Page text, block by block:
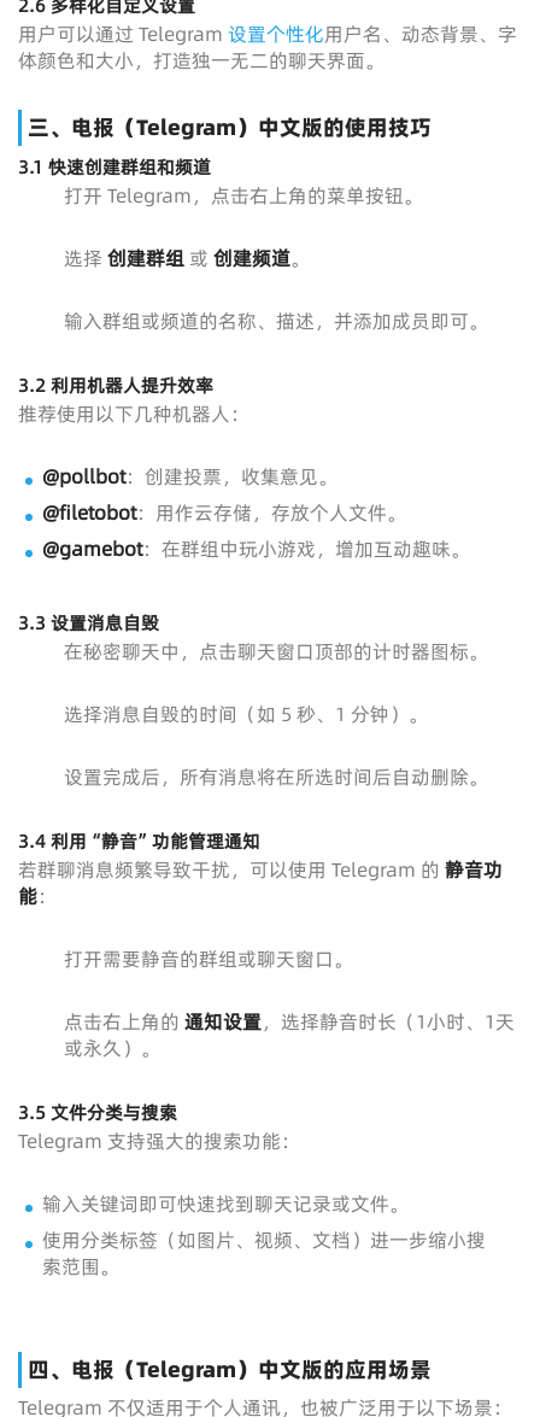
2.6 多样化自定义设置
用户可以通过 Telegram 设置个性化用户名、动态背景、字
体颜色和大小，打造独一无二的聊天界面。
三、电报（Telegram）中文版的使用技巧
3.1 快速创建群组和频道
打开 Telegram，点击右上角的菜单按钮。
选择 创建群组或 创建频道。
输入群组或频道的名称、描述，并添加成员即可。
3.2利用机器人提升效率
推荐使用以下几种机器人：
@pollbot：创建投票，收集意见。
@filetobot：用作云存储，存放个人文件。
@gamebot：在群组中玩小游戏，增加互动趣味。
3.3 设置消息自毁
在秘密聊天中，点击聊天窗口顶部的计时器图标。
选择消息自毁的时间（如 5 秒、1 分钟）。
设置完成后，所有消息将在所选时间后自动删除。
3.4利用“静音”功能管理通知
若群聊消息频繁导致干扰，可以使用 Telegram 的 静音功
能：
打开需要静音的群组或聊天窗口。
点击右上角的 通知设置，选择静音时长（1小时、1天
或永久）。
3.5文件分类与搜索
Telegram 支持强大的搜索功能：
输入关键词即可快速找到聊天记录或文件。
使用分类标签（如图片、视频、文档）进一步缩小搜
索范围。
四、电报（Telegram）中文版的应用场景
Telegram 不仅适用于个人通讯，也被广泛用于以下场景：